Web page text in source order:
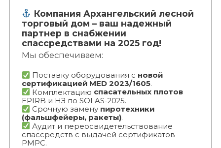
Компания Архангельский лесной
торговый дом – ваш надежный
партнер в снабжении
спассредствами на 2025 год!
Мы обеспечиваем:
Поставку оборудования с новой
сертификацией MED 2023/1605.
Комплектацию спасательных плотов
EPIRB и НЗ по SOLAS-2025.
Срочную замену пиротехники
(фальшфейеры, ракеты).
Аудит и переосвидетельствование
спассредств с выдачей сертификатов
РМРС.